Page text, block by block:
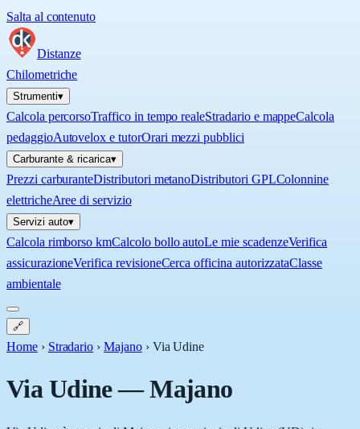
Salta al contenuto
Distanze
Chilometriche
Strumenti▾
Calcola percorsoTraffico in tempo realeStradario e mappeCalcola
pedaggioAutovelox e tutorOrari mezzi pubblici
Carburante & ricarica▾
Prezzi carburanteDistributori metanoDistributori GPLColonnine
elettricheAree di servizio
Servizi auto▾
Calcola rimborso kmCalcolo bollo autoLe mie scadenzeVerifica
assicurazioneVerifica revisioneCerca officina autorizzataClasse
ambientale
🔗
Home › Stradario › Majano › Via Udine
Via Udine—Majano